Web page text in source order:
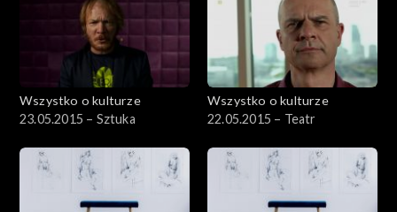
Wszystko o kulturze
23.05.2015 – Sztuka
Wszystko o kulturze
22.05.2015 – Teatr